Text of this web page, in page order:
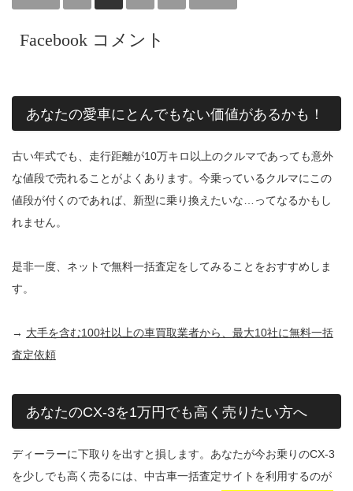
Facebook コメント
あなたの愛車にとんでもない価値があるかも！
古い年式でも、走行距離が10万キロ以上のクルマであっても意外
な値段で売れることがよくあります。今乗っているクルマにこの
値段が付くのであれば、新型に乗り換えたいな…ってなるかもし
れません。
是非一度、ネットで無料一括査定をしてみることをおすすめしま
す。
→ 大手を含む100社以上の車買取業者から、最大10社に無料一括
査定依頼
あなたのCX-3を1万円でも高く売りたい方へ
ディーラーに下取りを出すと損します。あなたが今お乗りのCX-3
を少しでも高く売るには、中古車一括査定サイトを利用するのが